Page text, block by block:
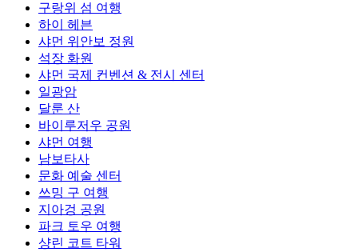
구랑위 섬 여행
하이 헤븐
샤먼 위안보 정원
석장 화원
샤먼 국제 컨벤션 & 전시 센터
일광암
달룬 산
바이루저우 공원
샤먼 여행
남보타사
문화 예술 센터
쓰밍 구 여행
지아겅 공원
파크 토우 여행
샹린 코트 타워